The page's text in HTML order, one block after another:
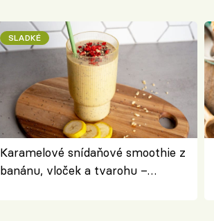
SLADKÉ
Karamelové snídaňové smoothie z
banánu, vloček a tvarohu –